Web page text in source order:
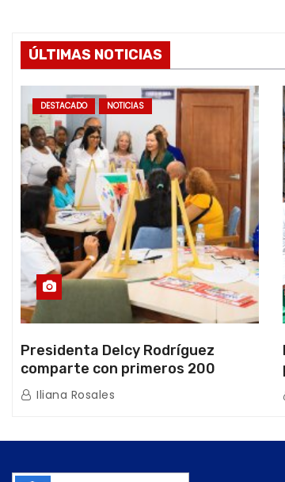
ÚLTIMAS NOTICIAS
DESTACADO NOTICIAS
Presidenta Delcy Rodríguez
comparte con primeros 200
beneficiarios de la nueva Casa de
los Abuelos “La Primavera” en
Iliana Rosales